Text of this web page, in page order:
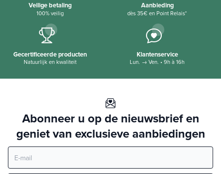
Veilige betaling
100% veilig
Aanbieding
dès 35€ en Point Relais*
Gecertificeerde producten
Natuurlijk en kwaliteit
Klantenservice
Lun. → Ven. • 9h à 16h
Abonneer u op de nieuwsbrief en
geniet van exclusieve aanbiedingen